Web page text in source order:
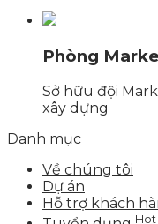
Phòng
Sở hữu đội
xây dựng
Danh mục
Về chúng tôi
Dự án
Hỗ trợ khách
Hot